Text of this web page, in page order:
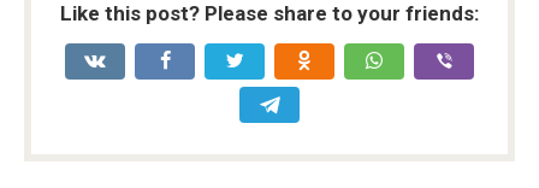
Like this post? Please share to your friends: